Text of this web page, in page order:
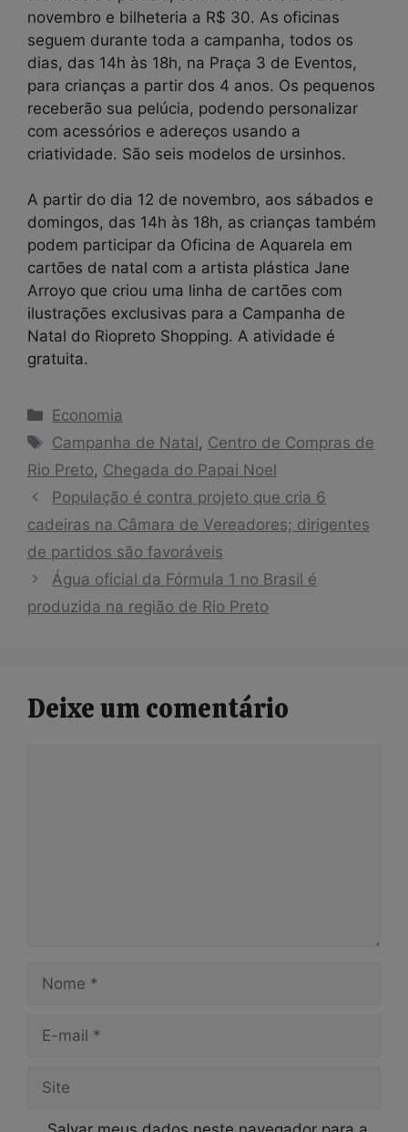
novembro e bilheteria a R$ 30. As oficinas
seguem durante toda a campanha, todos os
dias, das 14h às 18h, na Praça 3 de Eventos,
para crianças a partir dos 4 anos. Os pequenos
receberão sua pelúcia, podendo personalizar
com acessórios e adereços usando a
criatividade. São seis modelos de ursinhos.
A partir do dia 12 de novembro, aos sábados e
domingos, das 14h às 18h, as crianças também
podem participar da Oficina de Aquarela em
cartões de natal com a artista plástica Jane
Arroyo que criou uma linha de cartões com
ilustrações exclusivas para a Campanha de
Natal do Riopreto Shopping. A atividade é
gratuita.
Categorias
Economia
Tags
Campanha de Natal, Centro de Compras de
Rio Preto, Chegada do Papai Noel
População é contra projeto que cria 6
cadeiras na Câmara de Vereadores; dirigentes
de partidos são favoráveis
Água oficial da Fórmula 1 no Brasil é
produzida na região de Rio Preto
Deixe um comentário
Nome
Site